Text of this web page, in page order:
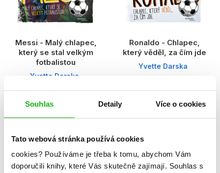
Souhlas Detaily Více o cookies
Tato webová stránka používá cookies
cookies? Používáme je třeba k tomu, abychom Vám
doporučili knihy, které Vás skutečně zajímají. Souhlas s
Messi - Malý chlapec,
který se stal velkým
fotbalistou
Yvette Darska
Ronaldo - Chlapec,
který věděl, za čím jde
Yvette Darska
Celkem knih:4
1